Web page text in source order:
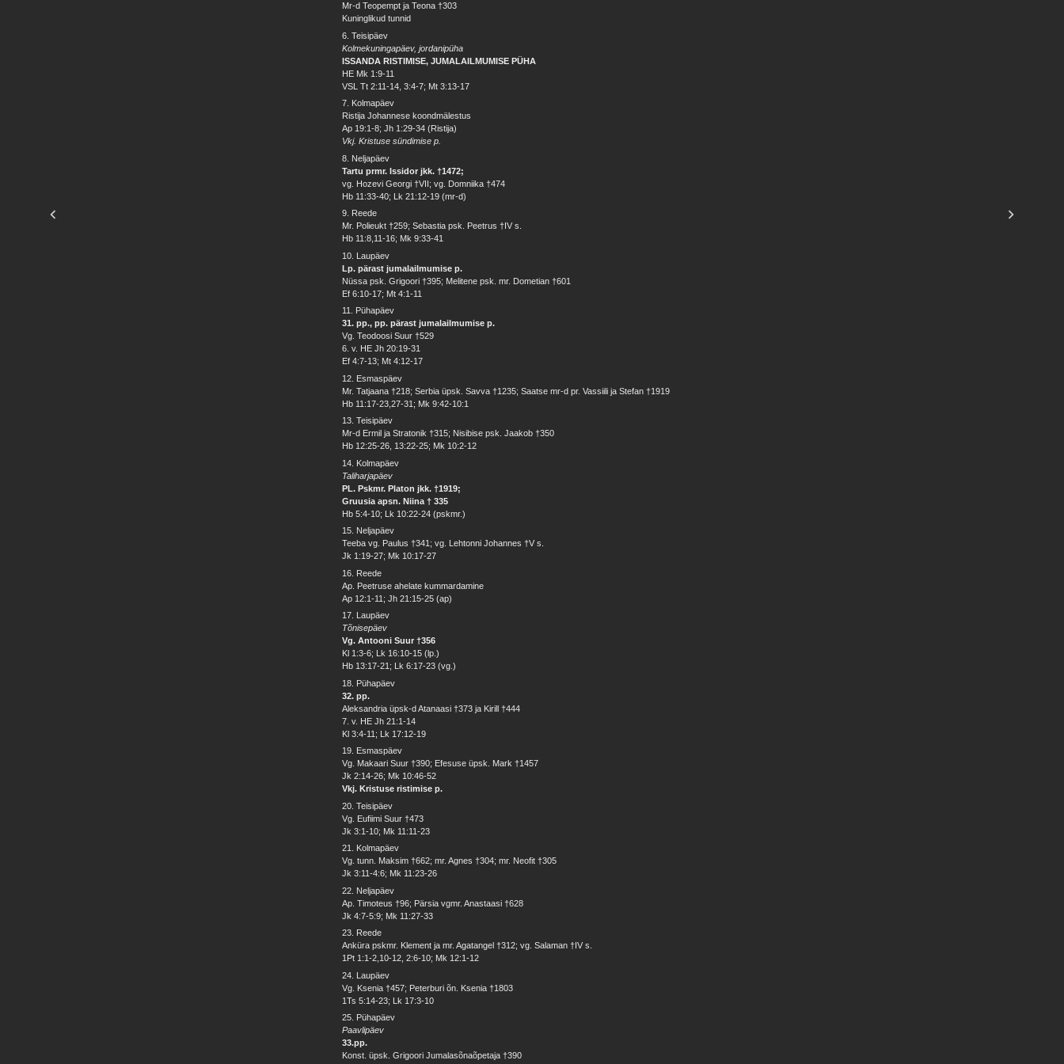
Mr-d Teopempt ja Teona †303
Kuninglikud tunnid
6. Teisipäev
Kolmekuningapäev, jordanipüha
ISSANDA RISTIMISE, JUMALAILMUMISE PÜHA
HE Mk 1:9-11
VSL Tt 2:11-14, 3:4-7; Mt 3:13-17
7. Kolmapäev
Ristija Johannese koondmälestus
Ap 19:1-8; Jh 1:29-34 (Ristija)
Vkj. Kristuse sündimise p.
8. Neljapäev
Tartu prmr. Issidor jkk. †1472;
vg. Hozevi Georgi †VII; vg. Domniika †474
Hb 11:33-40; Lk 21:12-19 (mr-d)
9. Reede
Mr. Polieukt †259; Sebastia psk. Peetrus †IV s.
Hb 11:8,11-16; Mk 9:33-41
10. Laupäev
Lp. pärast jumalailmumise p.
Nüssa psk. Grigoori †395; Melitene psk. mr. Dometian †601
Ef 6:10-17; Mt 4:1-11
11. Pühapäev
31. pp., pp. pärast jumalailmumise p.
Vg. Teodoosi Suur †529
6. v. HE Jh 20:19-31
Ef 4:7-13; Mt 4:12-17
12. Esmaspäev
Mr. Tatjaana †218; Serbia üpsk. Savva †1235; Saatse mr-d pr. Vassiili ja Stefan †1919
Hb 11:17-23,27-31; Mk 9:42-10:1
13. Teisipäev
Mr-d Ermil ja Stratonik †315; Nisibise psk. Jaakob †350
Hb 12:25-26, 13:22-25; Mk 10:2-12
14. Kolmapäev
Taliharjapäev
PL. Pskmr. Platon jkk. †1919;
Gruusia apsn. Niina † 335
Hb 5:4-10; Lk 10:22-24 (pskmr.)
15. Neljapäev
Teeba vg. Paulus †341; vg. Lehtonni Johannes †V s.
Jk 1:19-27; Mk 10:17-27
16. Reede
Ap. Peetruse ahelate kummardamine
Ap 12:1-11; Jh 21:15-25 (ap)
17. Laupäev
Tõnisepäev
Vg. Antooni Suur †356
Kl 1:3-6; Lk 16:10-15 (lp.)
Hb 13:17-21; Lk 6:17-23 (vg.)
18. Pühapäev
32. pp.
Aleksandria üpsk-d Atanaasi †373 ja Kirill †444
7. v. HE Jh 21:1-14
Kl 3:4-11; Lk 17:12-19
19. Esmaspäev
Vg. Makaari Suur †390; Efesuse üpsk. Mark †1457
Jk 2:14-26; Mk 10:46-52
Vkj. Kristuse ristimise p.
20. Teisipäev
Vg. Eufiimi Suur †473
Jk 3:1-10; Mk 11:11-23
21. Kolmapäev
Vg. tunn. Maksim †662; mr. Agnes †304; mr. Neofit †305
Jk 3:11-4:6; Mk 11:23-26
22. Neljapäev
Ap. Timoteus †96; Pärsia vgmr. Anastaasi †628
Jk 4:7-5:9; Mk 11:27-33
23. Reede
Anküra pskmr. Klement ja mr. Agatangel †312; vg. Salaman †IV s.
1Pt 1:1-2,10-12, 2:6-10; Mk 12:1-12
24. Laupäev
Vg. Ksenia †457; Peterburi õn. Ksenia †1803
1Ts 5:14-23; Lk 17:3-10
25. Pühapäev
Paavlipäev
33.pp.
Konst. üpsk. Grigoori Jumalasõnaõpetaja †390